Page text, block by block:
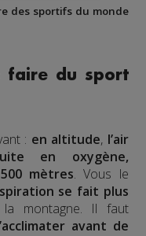
des sportifs du monde
faire du sport
: en altitude, l’air
en oxygène,
mètres. Vous le
se fait plus
montagne. Il faut
avant de